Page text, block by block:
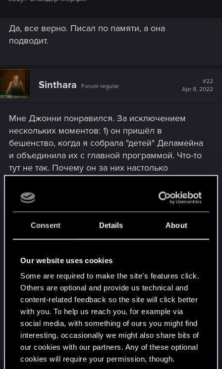
Consent Details About
Our website uses cookies
Some are required to make the site’s features click.
Others are optional and provide us technical and
content-related feedback so the site will click better
with you. To help us reach you, for example via
social media, with something of ours you might find
interesting, occasionally we might also share bits of
our cookies with our partners. Any of these optional
cookies will require your permission, though.
Да, все верно. Писал по памяти, а она
подводит.
Sinthara Forum regular
#22
Apr 8, 2022
Мне Джонни понравился. За исключением
нескольких моментов: 1) он пришёл в
бешенство, когда я собрала "детей" Деламейна
и объединила их с главной программой. Что-то
тут не так. Почему он за них настолько
некоторые из них пытались меня (нас) убить! 2)
Откуда он знает, что за перезаписыванием
Не знаю почему, но мне кажется, что
Сильверхенд вероятно связан с Мистером
Солнце, меня не покидает ощущение
захлопнувшейся ловушки. Меня отправляют в
Хрустальный дворец. Так же, как в 2023м
(вроде бы), туда направляли Альт. И обе мы
связаны с Сильверхендом.
e
a